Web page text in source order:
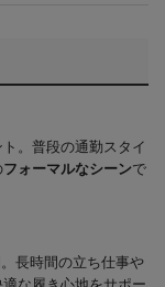
。普段の通勤スタイ
フォーマルなシーンで
長時間の立ち仕事や